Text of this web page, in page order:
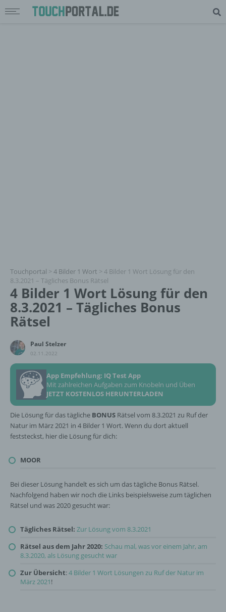
Touchportal > 4 Bilder 1 Wort > 4 Bilder 1 Wort Lösung für den
8.3.2021 – Tägliches Bonus Rätsel
4 Bilder 1 Wort Lösung für den
8.3.2021 – Tägliches Bonus
Rätsel
Paul Stelzer
02.11.2022
App Empfehlung: IQ Test App
Mit zahlreichen Aufgaben zum Knobeln und Üben
JETZT KOSTENLOS HERUNTERLADEN
Die Lösung für das tägliche BONUS Rätsel vom 8.3.2021 zu Ruf der
Natur im März 2021 in 4 Bilder 1 Wort. Wenn du dort aktuell
feststeckst, hier die Lösung für dich:
MOOR
Bei dieser Lösung handelt es sich um das tägliche Bonus Rätsel.
Nachfolgend haben wir noch die Links beispielsweise zum täglichen
Rätsel und was 2020 gesucht war:
Tägliches Rätsel: Zur Lösung vom 8.3.2021
Rätsel aus dem Jahr 2020: Schau mal, was vor einem Jahr, am
8.3.2020, als Lösung gesucht war
Zur Übersicht:4 Bilder 1 Wort Lösungen zu Ruf der Natur im
März 2021!